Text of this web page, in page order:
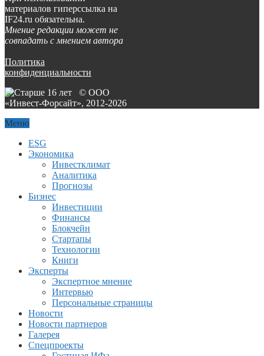
материалов гиперссылка на
IF24.ru обязательна.
Мнение редакции может не
совпадать с мнением автора
Политика
конфиденциальности
© ООО
«Инвест-Форсайт», 2012-2026
Меню
ESG
Экономика
Инвестклимат
Аналитика
Прогнозы
Бизнес
Инвестиции
Финансы
Блокчейн
Стартапы
Технологии
Книги
Эксперты
Экспертное мнение
Интервью
Персональные страницы
Новости
Новости партнеров
Галерея
Спецпроекты